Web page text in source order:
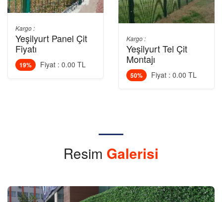
Kargo :
Yeşilyurt Panel Çit
Fiyatı
19% Fiyat : 0.00 TL
Kargo :
Yeşilyurt Tel Çit
Montajı
50% Fiyat : 0.00 TL
Resim Galerisi